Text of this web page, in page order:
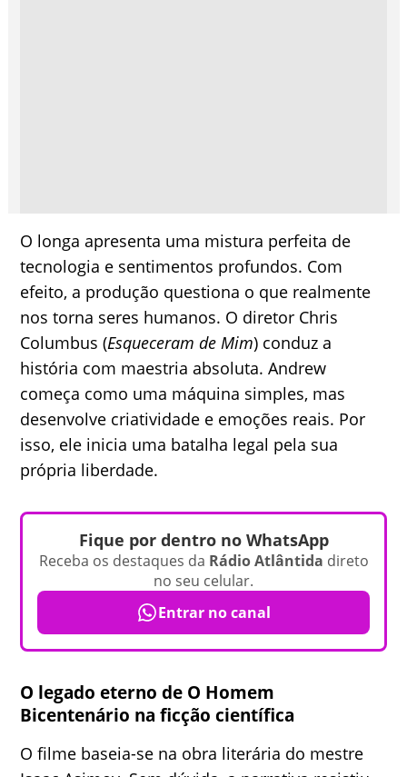
O longa apresenta uma mistura perfeita de
tecnologia e sentimentos profundos. Com
efeito, a produção questiona o que realmente
nos torna seres humanos. O diretor Chris
Columbus (Esqueceram de Mim) conduz a
história com maestria absoluta. Andrew
começa como uma máquina simples, mas
desenvolve criatividade e emoções reais. Por
isso, ele inicia uma batalha legal pela sua
própria liberdade.
Fique por dentro no WhatsApp
Receba os destaques da Rádio Atlântida direto
no seu celular.
Entrar no canal
O legado eterno de O Homem
Bicentenário na ficção científica
O filme baseia-se na obra literária do mestre